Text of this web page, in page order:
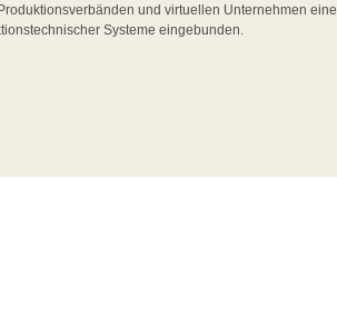
und virtuellen Unternehmen eine
Systeme eingebunden.